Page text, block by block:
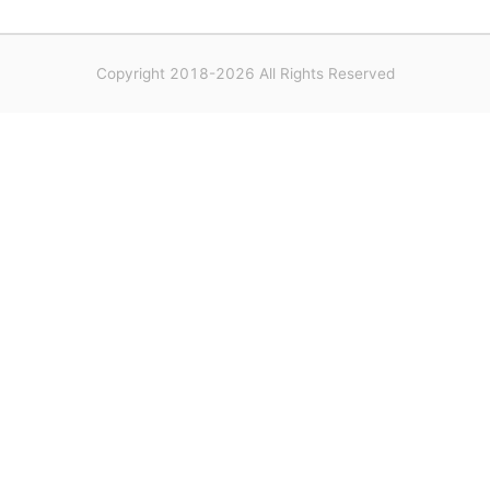
Copyright 2018-2026 All Rights Reserved